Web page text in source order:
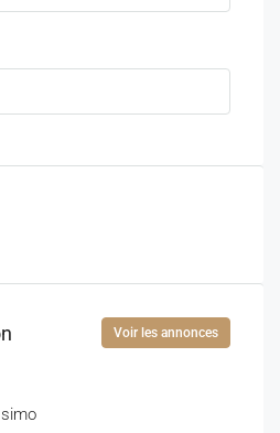
Voir les annonces